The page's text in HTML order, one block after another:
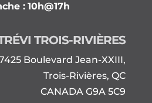
: 10h@17h
TROIS-RIVIÈRES
Boulevard Jean-XXIII,
Trois-Rivières, QC
CANADA G9A 5C9